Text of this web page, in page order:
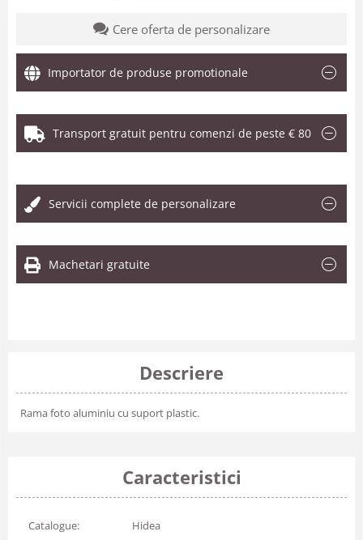
Cere oferta de personalizare
Importator de produse promotionale
Transport gratuit pentru comenzi de peste € 80
Servicii complete de personalizare
Machetari gratuite
Descriere
Rama foto aluminiu cu suport plastic.
Caracteristici
Catalogue: Hidea